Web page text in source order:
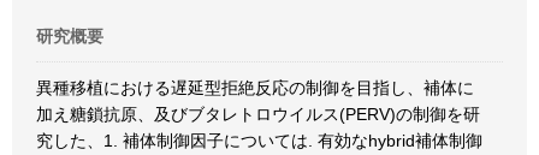
研究概要
異種移植における遅延型拒絶反応の制御を目指し、補体に
加え糖鎖抗原、及びブタレトロウイルス(PERV)の制御を研
究した、1. 補体制御因子については. 有効なhybrid補体制御